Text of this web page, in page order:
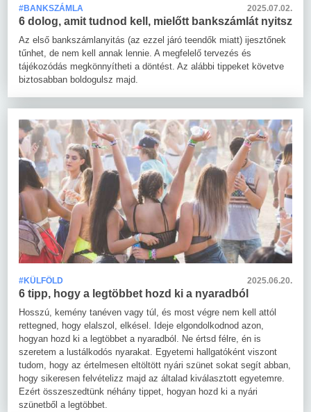
#BANKSZÁMLA 2025.07.02.
6 dolog, amit tudnod kell, mielőtt bankszámlát nyitsz
Az első bankszámlanyitás (az ezzel járó teendők miatt) ijesztőnek
tűnhet, de nem kell annak lennie. A megfelelő tervezés és
tájékozódás megkönnyítheti a döntést. Az alábbi tippeket követve
biztosabban boldogulsz majd.
#KÜLFÖLD 2025.06.20.
6 tipp, hogy a legtöbbet hozd ki a nyaradból
Hosszú, kemény tanéven vagy túl, és most végre nem kell attól
rettegned, hogy elalszol, elkésel. Ideje elgondolkodnod azon,
hogyan hozd ki a legtöbbet a nyaradból. Ne értsd félre, én is
szeretem a lustálkodós nyarakat. Egyetemi hallgatóként viszont
tudom, hogy az értelmesen eltöltött nyári szünet sokat segít abban,
hogy sikeresen felvételizz majd az általad kiválasztott egyetemre.
Ezért összeszedtünk néhány tippet, hogyan hozd ki a nyári
szünetből a legtöbbet.